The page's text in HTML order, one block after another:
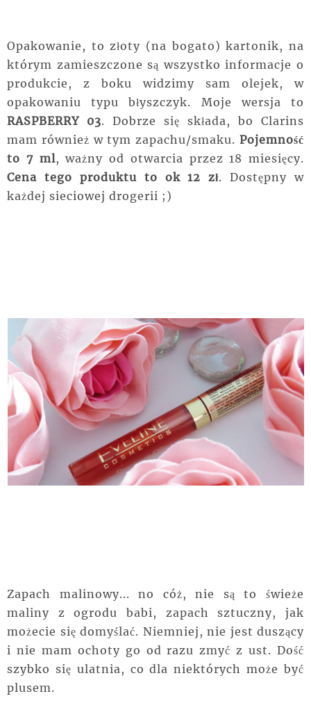
Opakowanie, to złoty (na bogato) kartonik, na
którym zamieszczone są wszystko informacje o
produkcie, z boku widzimy sam olejek, w
opakowaniu typu błyszczyk. Moje wersja to
RASPBERRY 03. Dobrze się składa, bo Clarins
mam również w tym zapachu/smaku. Pojemność
to 7 ml, ważny od otwarcia przez 18 miesięcy.
Cena tego produktu to ok 12 zł. Dostępny w
każdej sieciowej drogerii ;)
Zapach malinowy... no cóż, nie są to świeże
maliny z ogrodu babi, zapach sztuczny, jak
możecie się domyślać. Niemniej, nie jest duszący
i nie mam ochoty go od razu zmyć z ust. Dość
szybko się ulatnia, co dla niektórych może być
plusem.